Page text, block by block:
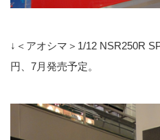
↓＜アオシマ＞1/12 NSR250R
円、7月発売予定。